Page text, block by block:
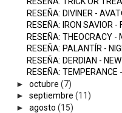
RESEÑA: DIVINER -
RESEÑA: IRON SAVIOR
RESEÑA: THEOCRACY -
RESEÑA: PALANTÍR -
RESEÑA: DERDIAN -
RESEÑA: TEMPERANCE
► octubre (7)
► septiembre (11)
► agosto (15)